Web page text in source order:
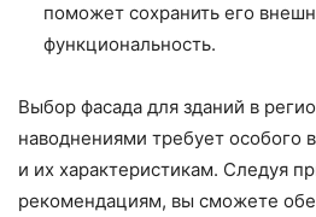
поможет сохранить его
функциональность.
Выбор фасада для зданий в
наводнениями требует особого
и их характеристикам. Следуя
рекомендациям, вы сможете